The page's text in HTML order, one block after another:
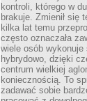
kontroli, którego w
brakuje. Zmienił się
kilka lat temu
często oznaczała
wiele osób
hybrydowo, dzięki
centrum wielkiej
koniecznością. To
zadawać sobie